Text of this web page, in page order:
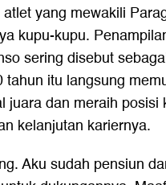
yang mewakili
kupu-kupu.
sering disebut
tahun itu langsung
juara dan meraih posisi
kelanjutan kariernya.
Aku sudah pensiun